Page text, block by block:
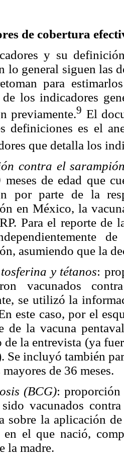
de cobertura
y su
lo general siguen las
para
los indicadores
previamente.9 El
definiciones es el
que detalla los
contra el
meses de edad que
por parte de la
en México, la
Para el reporte de
asumiendo que la
y tétanos:
vacunados
se utilizó la
este caso, por el
de la vacuna
de la entrevista (ya
Se incluyó también
de 36 meses.
(BCG): proporción
vacunados
sobre la aplicación
en el que nació,
la madre.